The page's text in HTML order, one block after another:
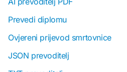
Prevedi diplomu
Ovjereni prijevod smrtovnice
JSON prevoditelj